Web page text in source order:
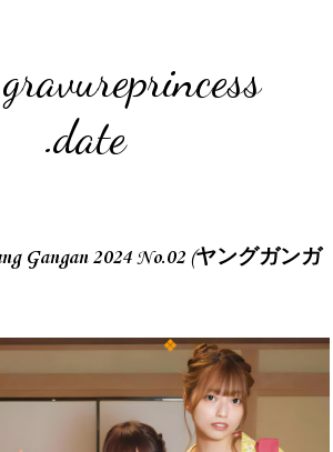
.date
Gangan 2024 No.02 (ヤングガンガ